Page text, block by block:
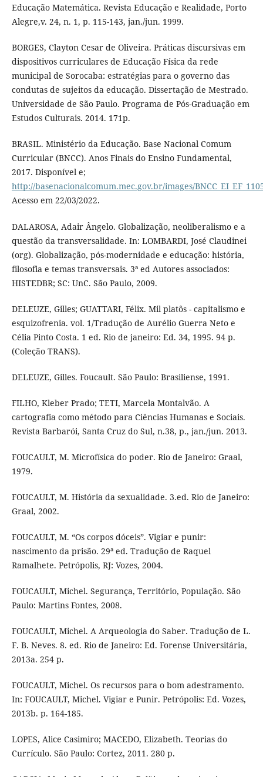
Educação Matemática. Revista Educação e Realidade, Porto
Alegre,v. 24, n. 1, p. 115-143, jan./jun. 1999.
BORGES, Clayton Cesar de Oliveira. Práticas discursivas em
dispositivos curriculares de Educação Física da rede
municipal de Sorocaba: estratégias para o governo das
condutas de sujeitos da educação. Dissertação de Mestrado.
Universidade de São Paulo. Programa de Pós-Graduação em
Estudos Culturais. 2014. 171p.
BRASIL. Ministério da Educação. Base Nacional Comum
Curricular (BNCC). Anos Finais do Ensino Fundamental,
2017. Disponível e;
http://basenacionalcomum.mec.gov.br/images/
Acesso em 22/03/2022.
DALAROSA, Adair Ângelo. Globalização, neoliberalismo e a
questão da transversalidade. In: LOMBARDI, José Claudinei
(org). Globalização, pós-modernidade e educação: história,
filosofia e temas transversais. 3ª ed Autores associados:
HISTEDBR; SC: UnC. São Paulo, 2009.
DELEUZE, Gilles; GUATTARI, Félix. Mil platôs - capitalismo e
esquizofrenia. vol. 1/Tradução de Aurélio Guerra Neto e
Célia Pinto Costa. 1 ed. Rio de janeiro: Ed. 34, 1995. 94 p.
(Coleção TRANS).
DELEUZE, Gilles. Foucault. São Paulo: Brasiliense, 1991.
FILHO, Kleber Prado; TETI, Marcela Montalvão. A
cartografia como método para Ciências Humanas e Sociais.
Revista Barbarói, Santa Cruz do Sul, n.38, p., jan./jun. 2013.
FOUCAULT, M. Microfísica do poder. Rio de Janeiro: Graal,
1979.
FOUCAULT, M. História da sexualidade. 3.ed. Rio de Janeiro:
Graal, 2002.
FOUCAULT, M. “Os corpos dóceis”. Vigiar e punir:
nascimento da prisão. 29ª ed. Tradução de Raquel
Ramalhete. Petrópolis, RJ: Vozes, 2004.
FOUCAULT, Michel. Segurança, Território, População. São
Paulo: Martins Fontes, 2008.
FOUCAULT, Michel. A Arqueologia do Saber. Tradução de L.
F. B. Neves. 8. ed. Rio de Janeiro: Ed. Forense Universitária,
2013a. 254 p.
FOUCAULT, Michel. Os recursos para o bom adestramento.
In: FOUCAULT, Michel. Vigiar e Punir. Petrópolis: Ed. Vozes,
2013b. p. 164-185.
LOPES, Alice Casimiro; MACEDO, Elizabeth. Teorias do
Currículo. São Paulo: Cortez, 2011. 280 p.